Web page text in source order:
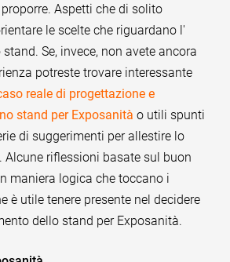
Aspetti che di solito
le scelte che riguardano l'
Se, invece, non avete ancora
potreste trovare interessante
reale di progettazione e
stand per Exposanità o utili spunti
di suggerimenti per allestire lo
Alcune riflessioni basate sul buon
maniera logica che toccano i
è utile tenere presente nel decidere
dello stand per Exposanità.